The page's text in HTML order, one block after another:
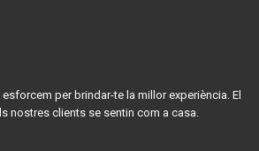
per brindar-te la millor experiència. El
nostres clients se sentin com a casa.